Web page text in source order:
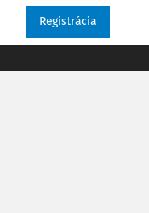
Registrácia